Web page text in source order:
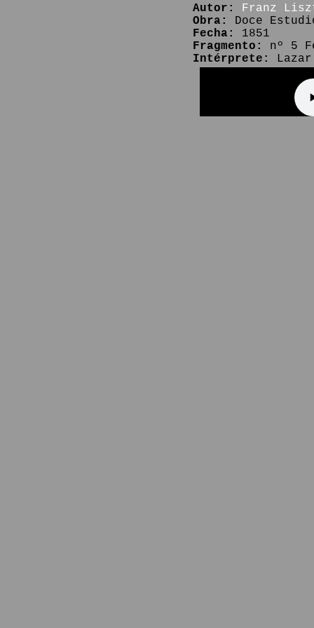
Autor:
Franz
Obra:
Doce
Fecha:
1851
Fragmento:
nº 5
Intérprete: